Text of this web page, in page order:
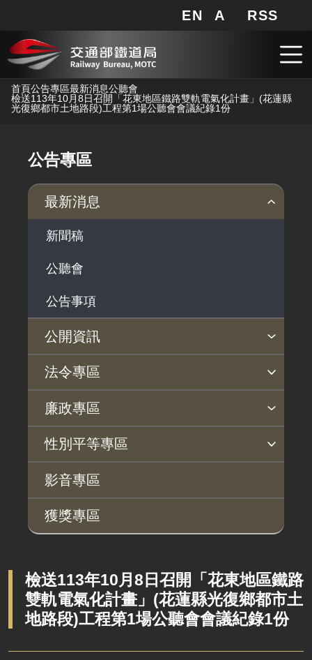
跳到主要內容
網站地圖
EN A 局長信箱
RSS
首頁公告專區最新消息公聽會
檢送113年10月8日召開「花東地區鐵路雙軌電氣化計畫」(花蓮縣
光復鄉都市土地路段)工程第1場公聽會會議紀錄1份
公告專區
最新消息
新聞稿
公聽會
公告事項
公開資訊
主動公開政府資訊專區
法律及法規命令
解釋性規定及裁量基準
政府機關資訊
行政指導有關文書
施政計畫、業務統計及研究報告
支付或接受之補助
政策宣導廣告支出
個人資料保護專區
Open Data專區
出版品專區
雙語詞彙專區
生態檢核專區
用地取得行政透明專區
用地公告
用地法規
徵收案件資訊
臺鐵局撥入資產債務基金專區
法令專區
法令查詢
解釋性規定及裁量基準
法令英譯徵集意見專區
訴願文件下載
相關實務判解
相關網站資源
廉政專區
揭弊者保護專區
廉政訊息
利益衝突迴避園地
公務員廉政倫理規範
公職人員財產申報園地
廉政檢舉管道
桃地計畫廉政平臺專網
桃地計畫
廉政平臺
啟動儀式及交流座談會
定期聯繫會議
廉政體系
性別平等專區
性別平等工作小組
宣傳事項
性別平等推動計畫
性別平等統計分析
性別平等影響評估
性騷擾防治
相關網站
影音專區
獲獎專區
檢送113年10月8日召開「花東地區鐵路
雙軌電氣化計畫」(花蓮縣光復鄉都市土
地路段)工程第1場公聽會會議紀錄1份